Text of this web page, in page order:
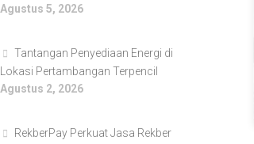
Agustus 5, 2026
Tantangan Penyediaan Energi di
Lokasi Pertambangan Terpencil
Agustus 2, 2026
RekberPay Perkuat Jasa Rekber